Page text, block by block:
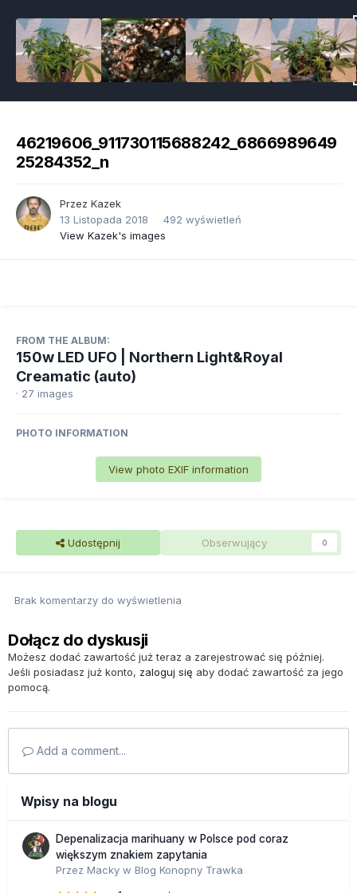
46219606_911730115688242_6866989649
25284352_n
Przez Kazek
13 Listopada 2018
492 wyświetleń
View Kazek's images
FROM THE ALBUM:
150w LED UFO | Northern Light&Royal
Creamatic (auto)
· 27 images
PHOTO INFORMATION
View photo EXIF information
Udostępnij Obserwujący 0
Brak komentarzy do wyświetlenia
Dołącz do dyskusji
Możesz dodać zawartość już teraz a zarejestrować się później.
Jeśli posiadasz już konto, zaloguj się aby dodać zawartość za jego
pomocą.
Add a comment...
Wpisy na blogu
Depenalizacja marihuany w Polsce pod coraz
większym znakiem zapytania
Przez Macky w Blog Konopny Trawka